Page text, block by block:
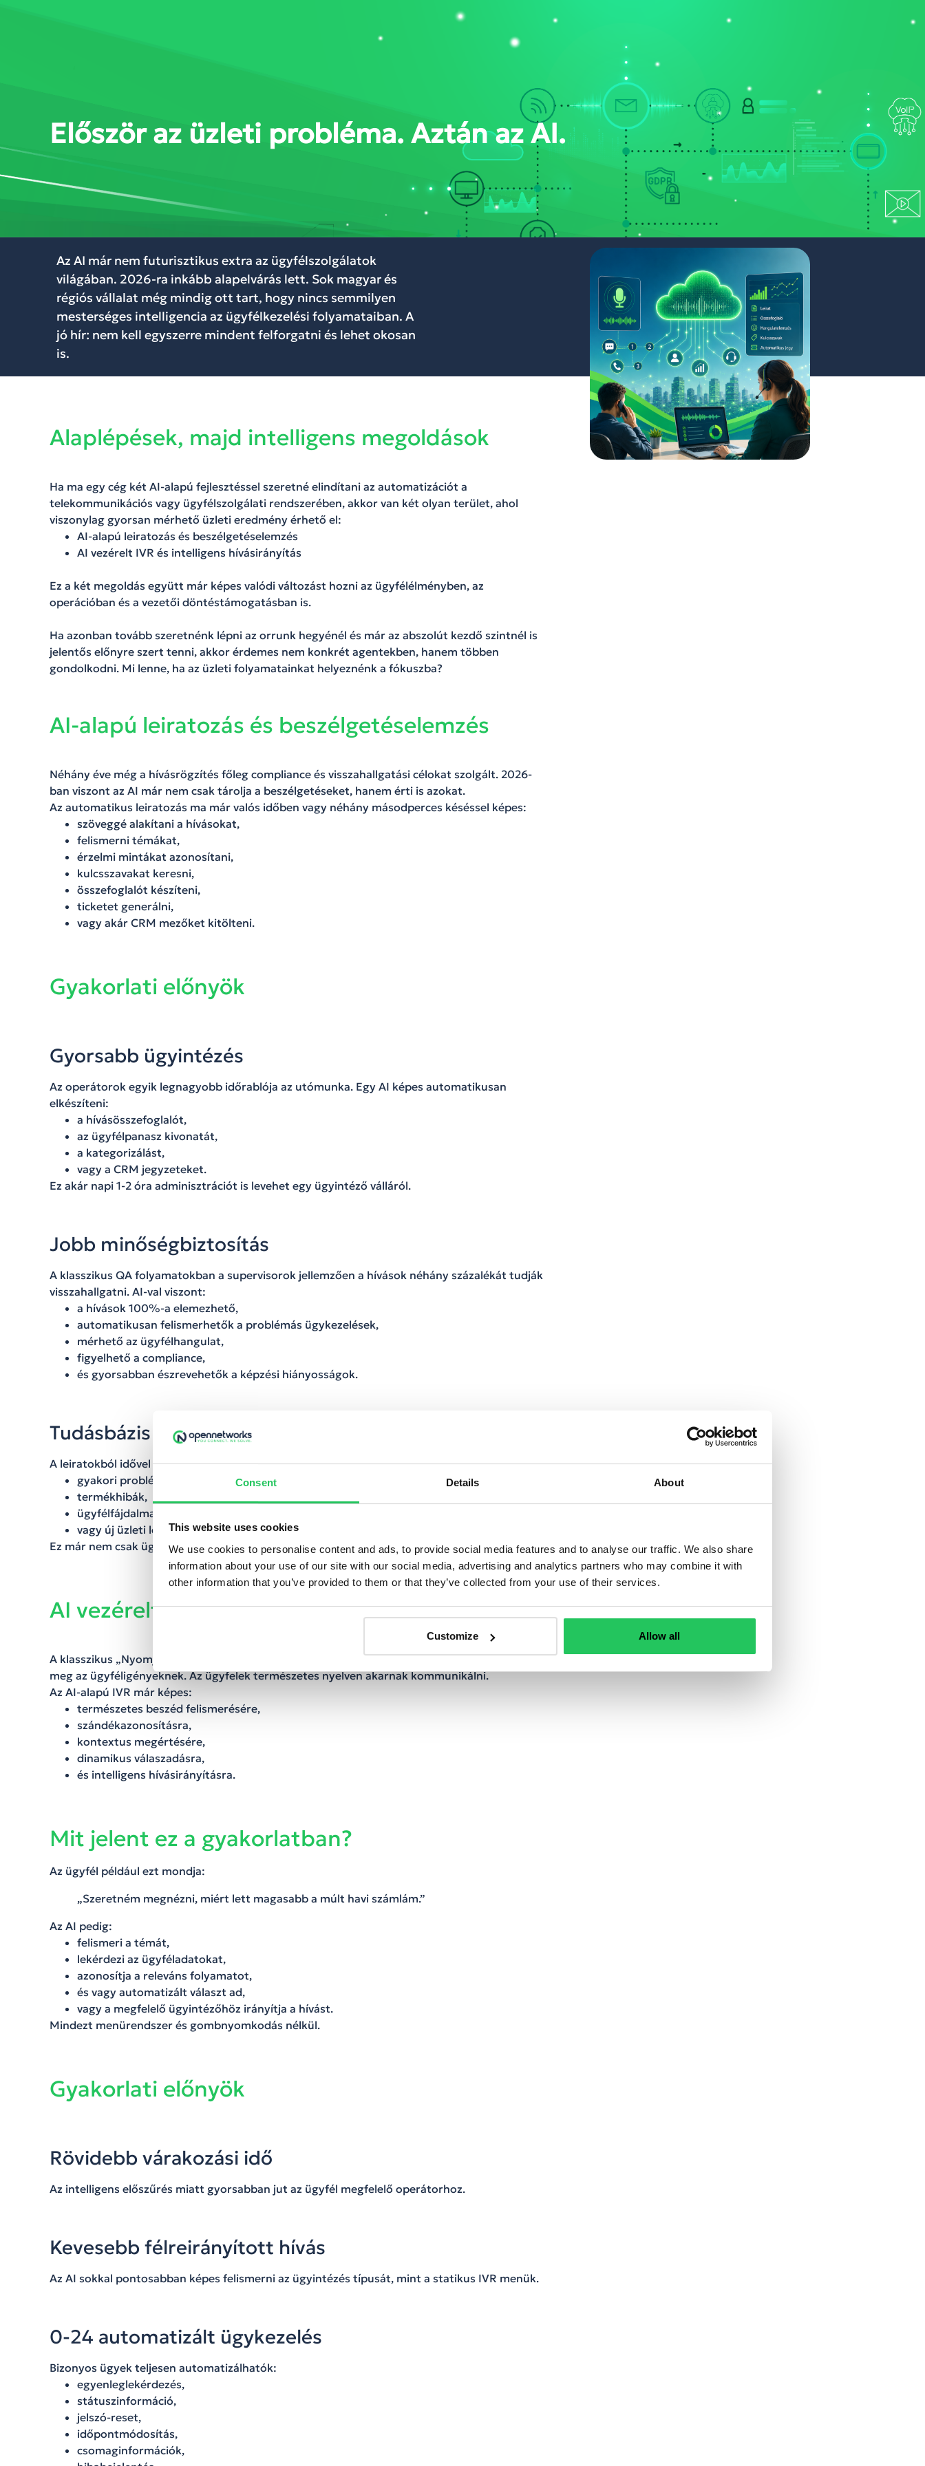
Consent Details About
This website uses cookies
We use cookies to personalise content and ads, to provide social media features and to analyse our traffic. We also share
information about your use of our site with our social media, advertising and analytics partners who may combine it with
other information that you’ve provided to them or that they’ve collected from your use of their services.
Customize Allow all
Először az üzleti probléma. Aztán az AI.
Az AI már nem futurisztikus extra az ügyfélszolgálatok
világában. 2026-ra inkább alapelvárás lett. Sok magyar és
régiós vállalat még mindig ott tart, hogy nincs semmilyen
mesterséges intelligencia az ügyfélkezelési folyamataiban. A
jó hír: nem kell egyszerre mindent felforgatni és lehet okosan
is.
Alaplépések, majd intelligens megoldások
Ha ma egy cég két AI-alapú fejlesztéssel szeretné elindítani az automatizációt a
telekommunikációs vagy ügyfélszolgálati rendszerében, akkor van két olyan terület, ahol
viszonylag gyorsan mérhető üzleti eredmény érhető el:
AI-alapú leiratozás és beszélgetéselemzés
AI vezérelt IVR és intelligens hívásirányítás
Ez a két megoldás együtt már képes valódi változást hozni az ügyfélélményben, az
operációban és a vezetői döntéstámogatásban is.
Ha azonban tovább szeretnénk lépni az orrunk hegyénél és már az abszolút kezdő szintnél is
jelentős előnyre szert tenni, akkor érdemes nem konkrét agentekben, hanem többen
gondolkodni. Mi lenne, ha az üzleti folyamatainkat helyeznénk a fókuszba?
AI-alapú leiratozás és beszélgetéselemzés
Néhány éve még a hívásrögzítés főleg compliance és visszahallgatási célokat szolgált. 2026-
ban viszont az AI már nem csak tárolja a beszélgetéseket, hanem érti is azokat.
Az automatikus leiratozás ma már valós időben vagy néhány másodperces késéssel képes:
szöveggé alakítani a hívásokat,
felismerni témákat,
érzelmi mintákat azonosítani,
kulcsszavakat keresni,
összefoglalót készíteni,
ticketet generálni,
vagy akár CRM mezőket kitölteni.
Gyakorlati előnyök
Gyorsabb ügyintézés
Az operátorok egyik legnagyobb időrablója az utómunka. Egy AI képes automatikusan
elkészíteni:
a hívásösszefoglalót,
az ügyfélpanasz kivonatát,
a kategorizálást,
vagy a CRM jegyzeteket.
Ez akár napi 1-2 óra adminisztrációt is levehet egy ügyintéző válláról.
Jobb minőségbiztosítás
A klasszikus QA folyamatokban a supervisorok jellemzően a hívások néhány százalékát tudják
visszahallgatni. AI-val viszont:
a hívások 100%-a elemezhető,
automatikusan felismerhetők a problémás ügykezelések,
mérhető az ügyfélhangulat,
figyelhető a compliance,
és gyorsabban észrevehetők a képzési hiányosságok.
Tudásbázis építés valós ügyfélbeszélgetésekből
A leiratokból idővel olyan adatvagyon épülhet, amelyből:
gyakori problémák,
termékhibák,
ügyfélfájdalmak,
vagy új üzleti lehetőségek is azonosíthatók.
Ez már nem csak ügyfélszolgálat, hanem üzleti intelligencia.
AI vezérelt IVR és intelligens hívásirányítás
A klasszikus „Nyomja meg az 1-es gombot…” típusú IVR rendszerek egyre kevésbé felelnek
meg az ügyféligényeknek. Az ügyfelek természetes nyelven akarnak kommunikálni.
Az AI-alapú IVR már képes:
természetes beszéd felismerésére,
szándékazonosításra,
kontextus megértésére,
dinamikus válaszadásra,
és intelligens hívásirányításra.
Mit jelent ez a gyakorlatban?
Az ügyfél például ezt mondja:
„Szeretném megnézni, miért lett magasabb a múlt havi számlám.”
Az AI pedig:
felismeri a témát,
lekérdezi az ügyféladatokat,
azonosítja a releváns folyamatot,
és vagy automatizált választ ad,
vagy a megfelelő ügyintézőhöz irányítja a hívást.
Mindezt menürendszer és gombnyomkodás nélkül.
Gyakorlati előnyök
Rövidebb várakozási idő
Az intelligens előszűrés miatt gyorsabban jut az ügyfél megfelelő operátorhoz.
Kevesebb félreirányított hívás
Az AI sokkal pontosabban képes felismerni az ügyintézés típusát, mint a statikus IVR menük.
0-24 automatizált ügykezelés
Bizonyos ügyek teljesen automatizálhatók:
egyenleglekérdezés,
státuszinformáció,
jelszó-reset,
időpontmódosítás,
csomaginformációk,